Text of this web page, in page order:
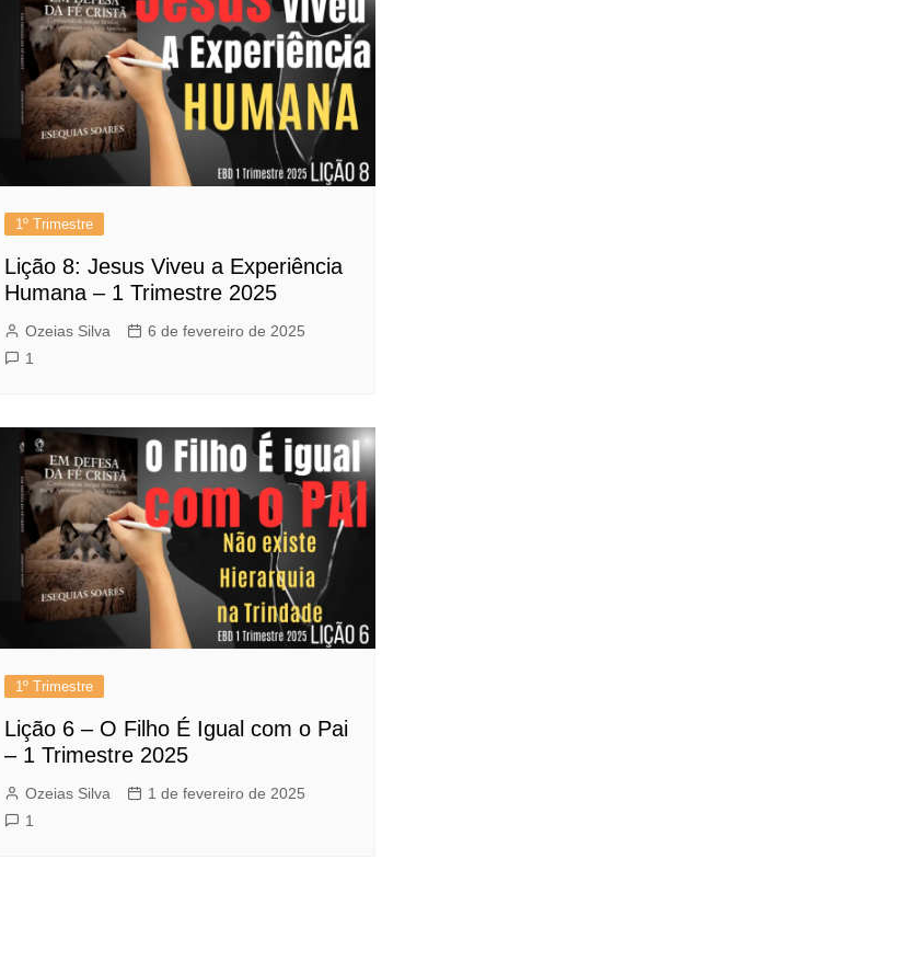
1º Trimestre
Lição 8: Jesus Viveu a Experiência
Humana – 1 Trimestre 2025
Ozeias Silva
6 de fevereiro de 2025
1
1º Trimestre
Lição 6 – O Filho É Igual com o Pai
– 1 Trimestre 2025
Ozeias Silva
1 de fevereiro de 2025
1